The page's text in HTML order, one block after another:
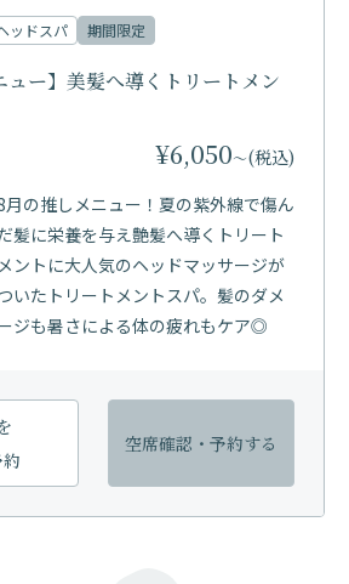
ッドスパ 期間限定
ュー】美髪へ導くトリートメン
¥6,050〜(税込)
月の推しメニュー！夏の紫外線で傷ん
髪に栄養を与え艶髪へ導くトリート
メントに大人気のヘッドマッサージが
いたトリートメントスパ。髪のダメ
ジも暑さによる体の疲れもケア◎
空席確認・ 予約する